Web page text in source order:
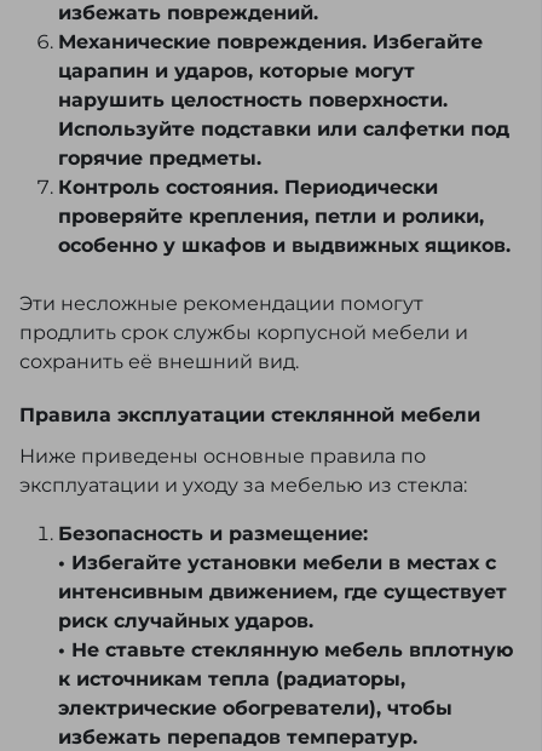
избежать повреждений.
Механические повреждения. Избегайте
царапин и ударов, которые могут
нарушить целостность поверхности.
Используйте подставки или салфетки под
горячие предметы.
Контроль состояния. Периодически
проверяйте крепления, петли и ролики,
особенно у шкафов и выдвижных ящиков.
Эти несложные рекомендации помогут
продлить срок службы корпусной мебели и
сохранить её внешний вид.
Правила эксплуатации стеклянной мебели
Ниже приведены основные правила по
эксплуатации и уходу за мебелью из стекла:
Безопасность и размещение:
• Избегайте установки мебели в местах с
интенсивным движением, где существует
риск случайных ударов.
• Не ставьте стеклянную мебель вплотную
к источникам тепла (радиаторы,
электрические обогреватели), чтобы
избежать перепадов температур.